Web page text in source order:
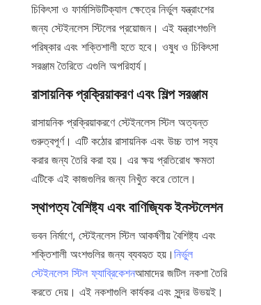
চিকিৎসা ও ফার্মাসিউটিক্যাল ক্ষেত্রে নির্ভুল যন্ত্রাংশের
জন্য স্টেইনলেস স্টিলের প্রয়োজন। এই যন্ত্রাংশগুলি
পরিষ্কার এবং শক্তিশালী হতে হবে। ওষুধ ও চিকিৎসা
সরঞ্জাম তৈরিতে এগুলি অপরিহার্য।
রাসায়নিক প্রক্রিয়াকরণ এবং শিল্প সরঞ্জাম
রাসায়নিক প্রক্রিয়াকরণে স্টেইনলেস স্টিল অত্যন্ত
গুরুত্বপূর্ণ। এটি কঠোর রাসায়নিক এবং উচ্চ তাপ সহ্য
করার জন্য তৈরি করা হয়। এর ক্ষয় প্রতিরোধ ক্ষমতা
এটিকে এই কাজগুলির জন্য নিখুঁত করে তোলে।
স্থাপত্য বৈশিষ্ট্য এবং বাণিজ্যিক ইনস্টলেশন
ভবন নির্মাণে, স্টেইনলেস স্টিল আকর্ষণীয় বৈশিষ্ট্য এবং
শক্তিশালী অংশগুলির জন্য ব্যবহৃত হয়। নির্ভুল
স্টেইনলেস স্টিল ফ্যাব্রিকেশনআমাদের জটিল নকশা তৈরি
করতে দেয়। এই নকশাগুলি কার্যকর এবং সুন্দর উভয়ই।